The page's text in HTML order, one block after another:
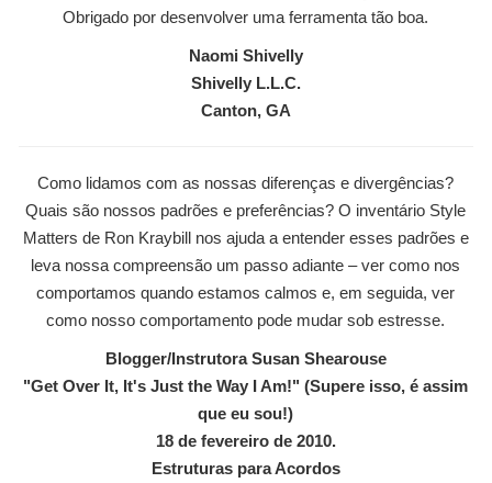
Obrigado por desenvolver uma ferramenta tão boa.
Naomi Shivelly
Shivelly L.L.C.
Canton, GA
Como lidamos com as nossas diferenças e divergências?
Quais são nossos padrões e preferências? O inventário Style
Matters de Ron Kraybill nos ajuda a entender esses padrões e
leva nossa compreensão um passo adiante – ver como nos
comportamos quando estamos calmos e, em seguida, ver
como nosso comportamento pode mudar sob estresse.
Blogger/Instrutora Susan Shearouse
"Get Over It, It's Just the Way I Am!" (Supere isso, é assim
que eu sou!)
18 de fevereiro de 2010.
Estruturas para Acordos